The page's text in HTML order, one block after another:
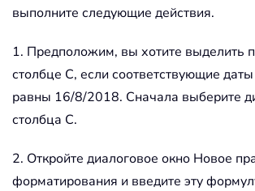
выполните следующие действия.
1. Предположим, вы хотите выделить
столбце C, если соответствующие
равны 16/8/2018. Сначала выберите
столбца C.
2. Откройте диалоговое окно Новое
форматирования и введите эту